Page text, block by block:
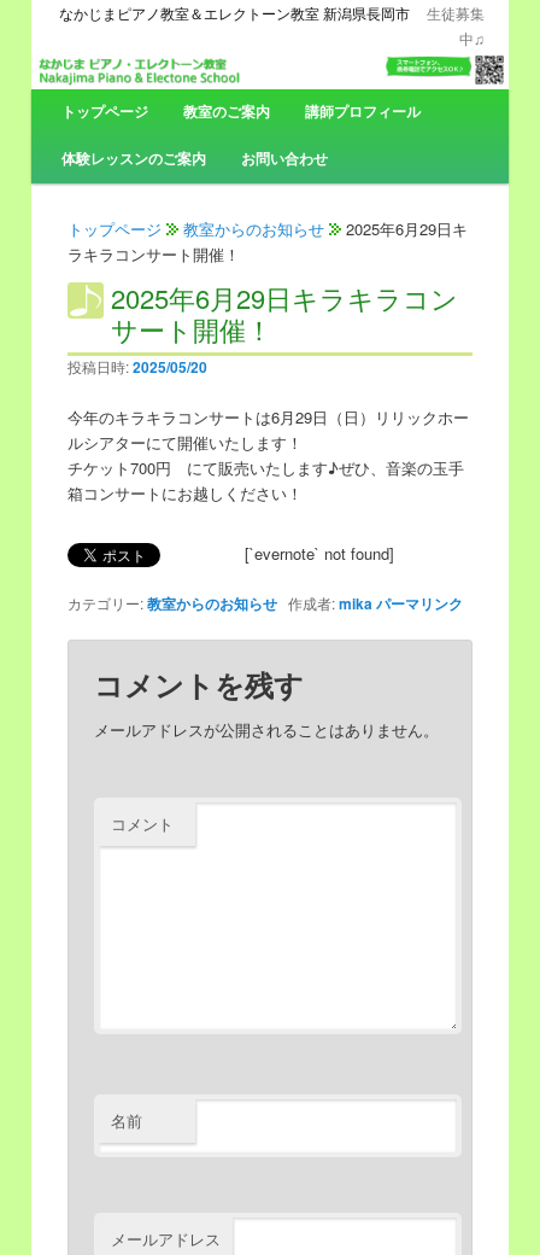
なかじまピアノ教室＆エレクトーン教室 新潟県長岡市
生徒募集
中♫
メ
イ
ン
ン
テ
ン
ツ
サ
ブ
コ
テ
ン
ツ
へ
トップページ 教室のご案内 講師プロフィール
体験レッスンのご案内 お問い合わせ
トップページ 教室からのお知らせ
2025年6月29日キ
ラキラコンサート開催！
2025年6月29日キラキラコン
サート開催！
投稿日時:2025/05/20
今年のキラキラコンサートは6月29日（日）リリックホー
ルシアターにて開催いたします！
チケット700円 にて販売いたします♪ぜひ、音楽の玉手
箱コンサートにお越しください！
[`evernote` not found]
カテゴリー:教室からのお知らせ 作成者:mikaパーマリンク
コメントを残す
メールアドレスが公開されることはありません。
コメント
名前
メールアドレス